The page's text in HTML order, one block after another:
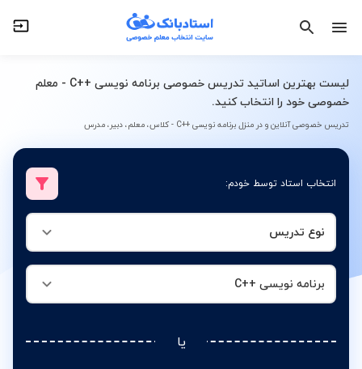
لیست بهترین اساتید تدریس خصوصی برنامه نویسی ++C - معلم
خصوصی خود را انتخاب کنید.
تدریس خصوصی آنلاین و در منزل برنامه نویسی ++C - کلاس، معلم، دبیر، مدرس
انتخاب استاد توسط خودم:
نوع تدریس
برنامه نویسی ++C
یا
برنامه نویسی ++C